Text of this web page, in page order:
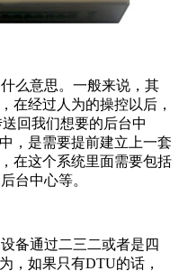
么意思。一般来说，其
在经过人为的操控以后，
回我们想要的后台中
，是需要提前建立上一套
在这个系统里面需要包括
台中心等。
备通过二三二或者是四
，如果只有DTU的话，